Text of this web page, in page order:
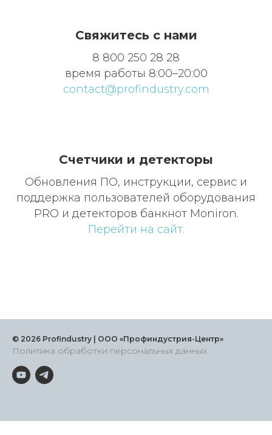
Свяжитесь с нами
8 800 250 28 28
время работы 8:00–20:00
contact@profindustry.com
Счетчики и детекторы
Обновления ПО, инструкции, сервис и
поддержка пользователей оборудования
PRO и детекторов банкнот Moniron.
Перейти на сайт.
© 2026 Profindustry | ООО «Профиндустрия-Центр»
Политика обработки персональных данных